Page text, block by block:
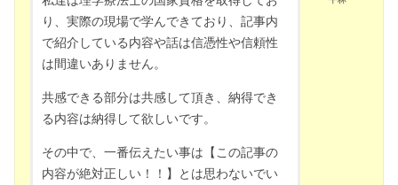
り、実際の現場で学んできており、記事内
で紹介している内容や話は信憑性や信頼性
は間違いありません。
共感できる部分は共感して頂き、納得でき
る内容は納得して欲しいです。
その中で、一番伝えたい事は【この記事の
内容が絶対正しい！！】とは思わないでい